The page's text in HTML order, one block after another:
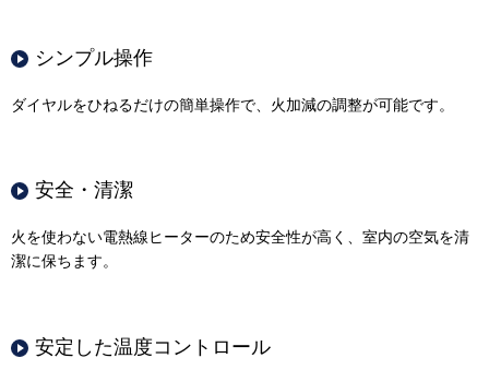
シンプル操作
ダイヤルをひねるだけの簡単操作で、火加減の調整が可能です。
安全・清潔
火を使わない電熱線ヒーターのため安全性が高く、室内の空気を清
潔に保ちます。
安定した温度コントロール